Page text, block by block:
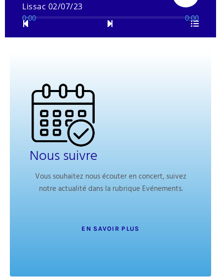
Lissac 02/07/23
0:00 0:00
Nous suivre
Vous souhaitez nous écouter en concert, suivez
notre actualité dans la rubrique Evénements.
EN SAVOIR PLUS